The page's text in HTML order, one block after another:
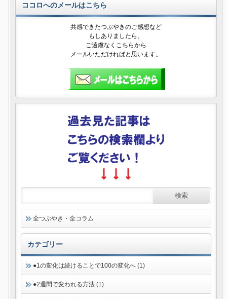
ココロへのメールはこちら
共感できたつぶやきのご感想など
もしありましたら、
ご遠慮なくこちらから
メールいただければと思います。
全つぶやき・全コラム
カテゴリー
●1の変化は続けることで100の変化へ (1)
●2週間で変われる方法 (1)